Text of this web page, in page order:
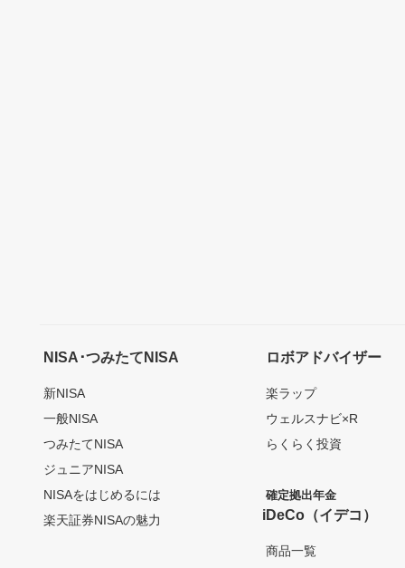
NISA･つみたてNISA
新NISA
一般NISA
つみたてNISA
ジュニアNISA
NISAをはじめるには
楽天証券NISAの魅力
ロボアドバイザー
楽ラップ
ウェルスナビ×R
らくらく投資
確定拠出年金
iDeCo（イデコ）
商品一覧